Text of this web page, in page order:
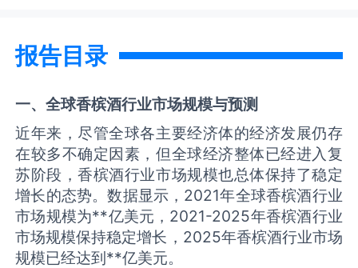
报告目录
一、全球香槟酒行业市场规模与预测
近年来，尽管全球各主要经济体的经济发展仍存
在较多不确定因素，但全球经济整体已经进入复
苏阶段，香槟酒行业市场规模也总体保持了稳定
增长的态势。数据显示，2021年全球香槟酒行业
市场规模为**亿美元，2021-2025年香槟酒行业
市场规模保持稳定增长，2025年香槟酒行业市场
规模已经达到**亿美元。